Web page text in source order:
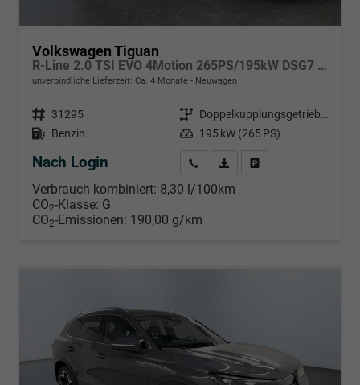
Volkswagen Tiguan
R-Line 2.0 TSI EVO 4Motion 265PS/195kW DSG7 2026
unverbindliche Lieferzeit: Ca. 4 Monate Neuwagen
Fahrzeugnr. 31295 Getriebe
Doppelkupplungsgetriebe (DSG)
Kraftstoff Benzin Leistung 195 kW (265 PS)
Nach Login Wir rufen Sie anPDF-Datei, Fahrzeugexposé
Verbrauch kombiniert: 8,30 l/100km
CO2-Klasse: G
CO2-Emissionen: 190,00 g/km